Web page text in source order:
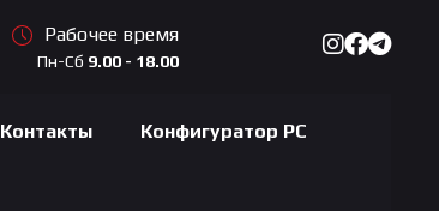
Рабочее время
Пн-Сб 9.00 - 18.00
Контакты Конфигуратор PC